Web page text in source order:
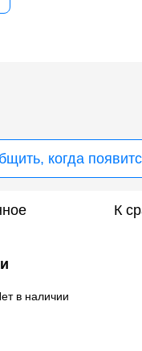
когда
К
в наличии